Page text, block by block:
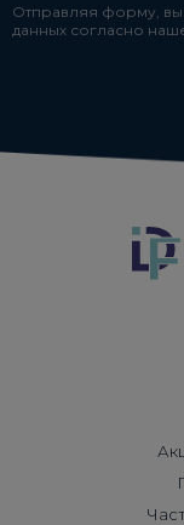
Отправляя форму, вы
данных согласно